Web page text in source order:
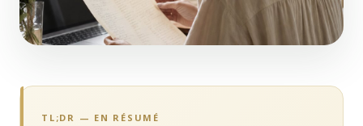
TL;DR — EN RÉSUMÉ